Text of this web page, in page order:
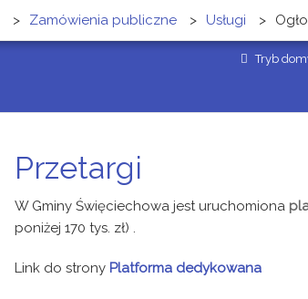
Tryb
> Zamówienia publiczne > Usługi >
Przetargi
W Gminy Święciechowa jest uruchomiona
poniżej 170 tys. zł) .
Link do strony Platforma dedykowana